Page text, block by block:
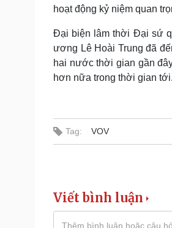
hoạt động kỷ niệm quan
Đại biện lâm thời Đại sứ
ương Lê Hoài Trung đã
hai nước thời gian gần
hơn nữa trong thời gian
Tag: VOV
Viết bình luận